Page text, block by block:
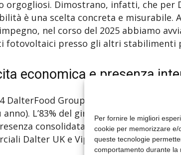
Per fornire le migliori
cookie per memorizzare
queste tecnologie
comportamento durante la
orgogliosi. Dimostrano, infatti, che per
è una scelta concreta e misurabile.
nel corso del 2025 abbiamo
fotovoltaici presso gli altri stabilimenti
economica e presenza
DalterFood Group ha raggiunto i 176
anno). L’83% del giro d’affari proviene
consolidata in 29 Paesi e anche
Dalter UK e Vip-Italia (in Germania).